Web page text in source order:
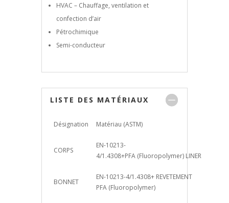
HVAC – Chauffage, ventilation et
confection d’air
Pétrochimique
Semi-conducteur
LISTE DES MATÉRIAUX
Désignation Matériau (ASTM)
CORPS
EN-10213-
4/1.4308+PFA (Fluoropolymer) LINER
BONNET
EN-10213-4/1.4308+ REVETEMENT
PFA (Fluoropolymer)